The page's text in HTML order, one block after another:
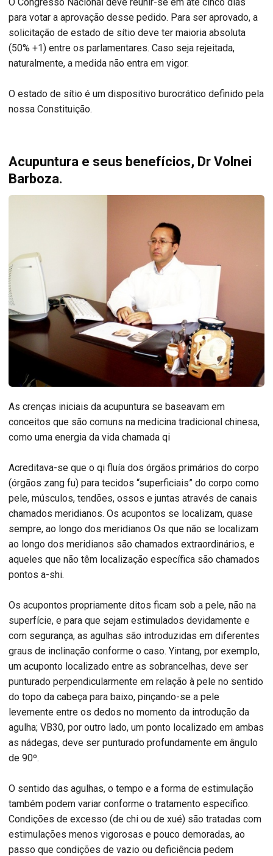
para votar a aprovação desse pedido. Para ser aprovado, a
solicitação de estado de sítio deve ter maioria absoluta
(50% +1) entre os parlamentares. Caso seja rejeitada,
naturalmente, a medida não entra em vigor.
O estado de sítio é um dispositivo burocrático definido pela
nossa Constituição.
Acupuntura e seus benefícios, Dr Volnei
Barboza.
As crenças iniciais da acupuntura se baseavam em
conceitos que são comuns na medicina tradicional chinesa,
como uma energia da vida chamada qi
Acreditava-se que o qi fluía dos órgãos primários do corpo
(órgãos zang fu) para tecidos “superficiais” do corpo como
pele, músculos, tendões, ossos e juntas através de canais
chamados meridianos. Os acupontos se localizam, quase
sempre, ao longo dos meridianos Os que não se localizam
ao longo dos meridianos são chamados extraordinários, e
aqueles que não têm localização específica são chamados
pontos a-shi.
Os acupontos propriamente ditos ficam sob a pele, não na
superfície, e para que sejam estimulados devidamente e
com segurança, as agulhas são introduzidas em diferentes
graus de inclinação conforme o caso. Yintang, por exemplo,
um acuponto localizado entre as sobrancelhas, deve ser
punturado perpendicularmente em relação à pele no sentido
do topo da cabeça para baixo, pinçando-se a pele
levemente entre os dedos no momento da introdução da
agulha; VB30, por outro lado, um ponto localizado em ambas
as nádegas, deve ser punturado profundamente em ângulo
de 90º.
O sentido das agulhas, o tempo e a forma de estimulação
também podem variar conforme o tratamento específico.
Condições de excesso (de chi ou de xué) são tratadas com
estimulações menos vigorosas e pouco demoradas, ao
passo que condições de vazio ou deficiência pedem